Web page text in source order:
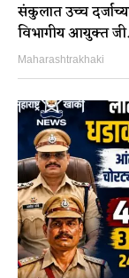
संकुलात उच्च
विभागीय आयुक्त जी.
Maharashtrakhaki